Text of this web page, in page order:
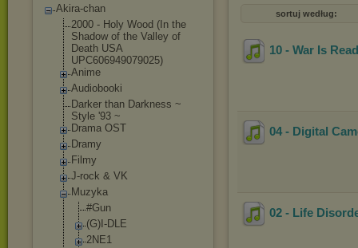
Akira-chan
2000 - Holy Wood (In the
Shadow of the Valley of
Death USA
UPC606949079025)
Anime
Audiobooki
Darker than Darkness ~
Style '93 ~
Drama OST
Dramy
Filmy
J-rock & VK
Muzyka
#Gun
(G)I-DLE
2NE1
sortuj według:
10 - War Is
04 - Digital
02 - Life